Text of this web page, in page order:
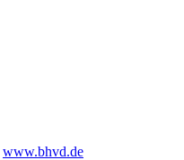
www.bhvd.de